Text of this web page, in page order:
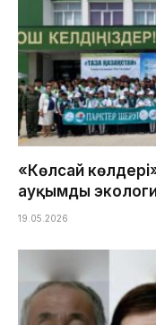
«Көлсай
ауқымды
19.05.2026